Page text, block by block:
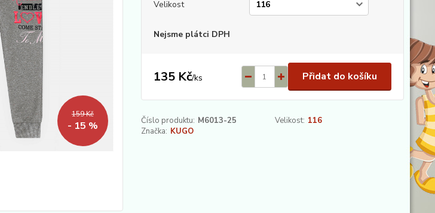
159 Kč
- 15 %
Velikost
Nejsme plátci DPH
135 Kč/ks Přidat do košíku
Číslo produktu: M6013-25 Velikost: 116
Značka: KUGO